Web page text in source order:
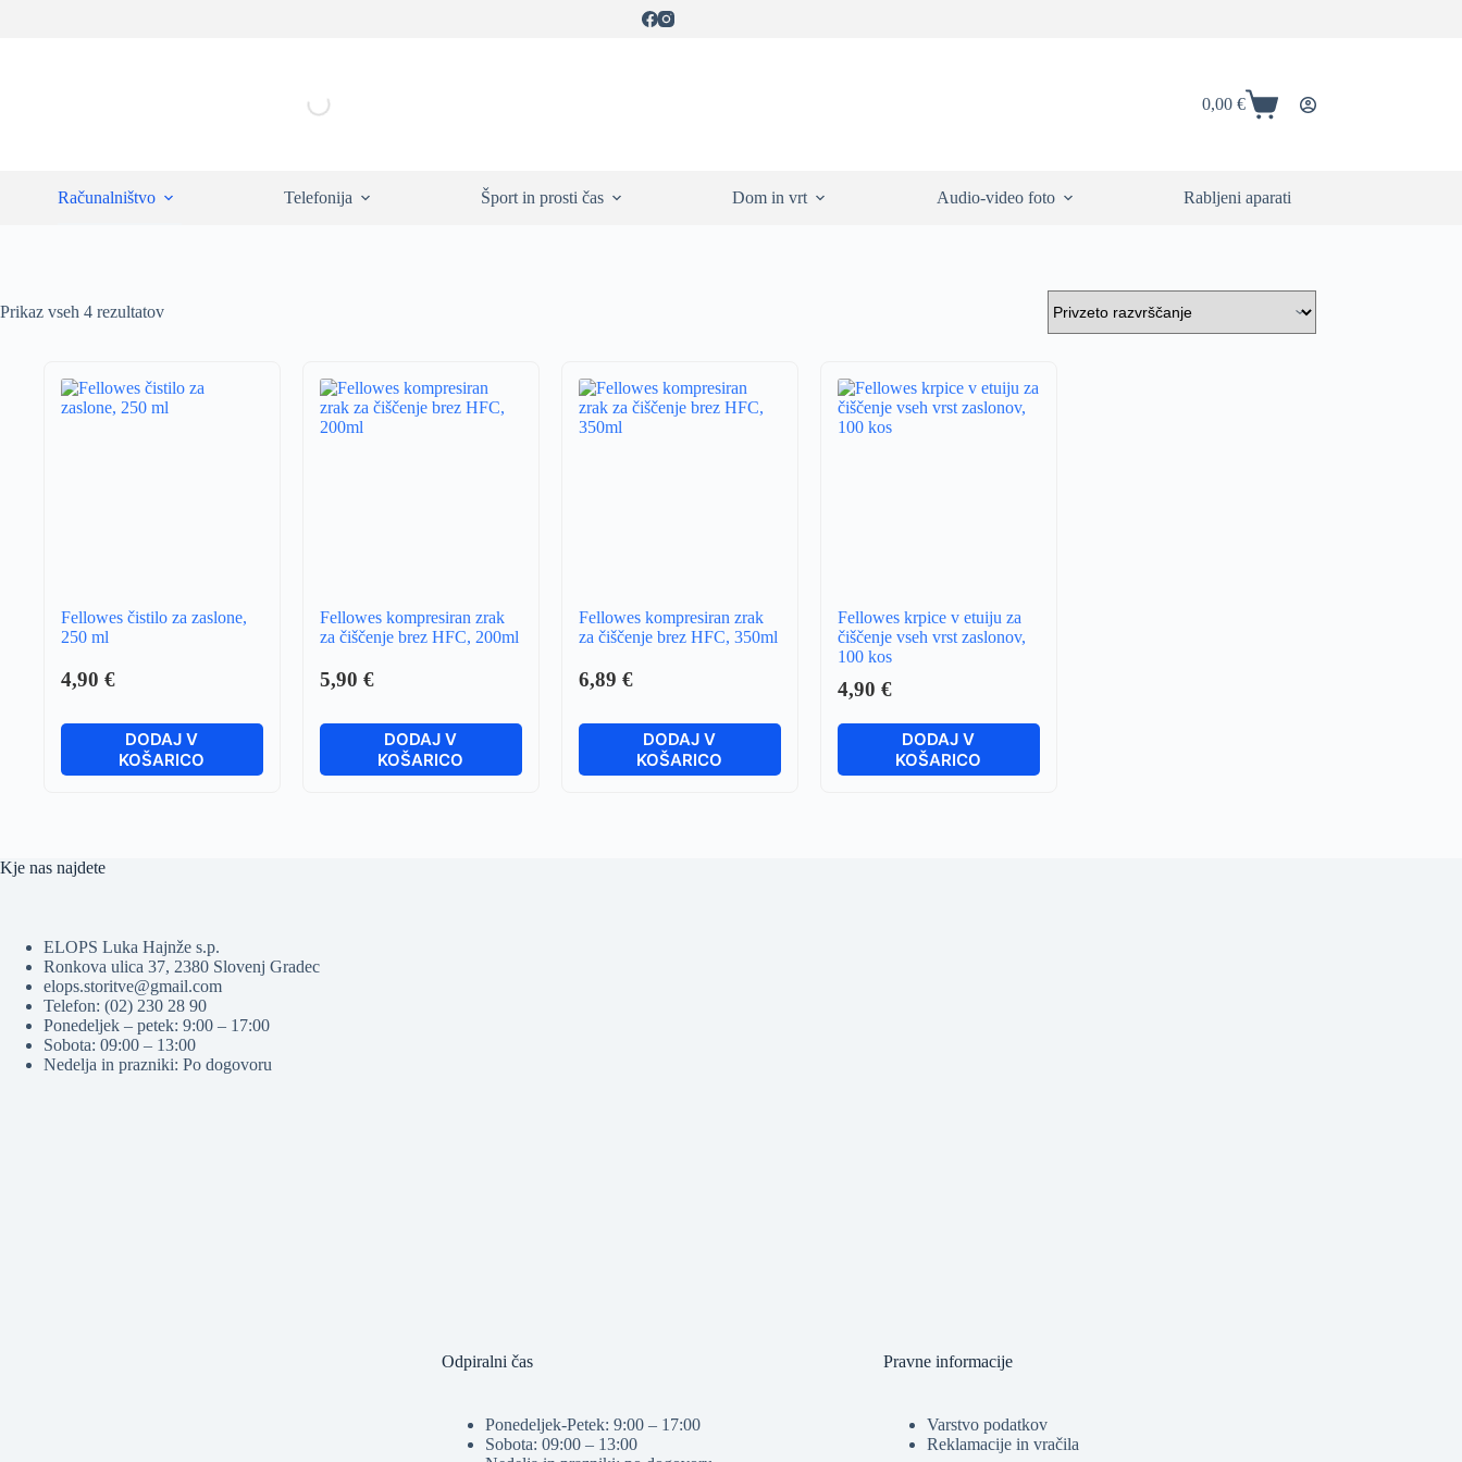
Shopping
0,00 €
Računalništvo Telefonija Šport in prosti čas Dom in vrt Audio-video foto Rabljeni aparati
Prikaz vseh 4 rezultatov
Fellowes čistilo za zaslone,
250 ml
4,90 €
DODAJ V
KOŠARICO
Fellowes kompresiran zrak
za čiščenje brez HFC, 200ml
5,90 €
DODAJ V
KOŠARICO
Fellowes kompresiran zrak
za čiščenje brez HFC, 350ml
6,89 €
DODAJ V
KOŠARICO
Fellowes krpice v etuiju za
čiščenje vseh vrst zaslonov,
100 kos
4,90 €
DODAJ V
KOŠARICO
Kje nas najdete
ELOPS Luka Hajnže s.p.
Ronkova ulica 37, 2380 Slovenj Gradec
elops.storitve@gmail.com
Telefon: (02) 230 28 90
Ponedeljek – petek: 9:00 – 17:00
Sobota: 09:00 – 13:00
Nedelja in prazniki: Po dogovoru
Odpiralni čas
Ponedeljek-Petek: 9:00 – 17:00
Sobota: 09:00 – 13:00
Pravne informacije
Varstvo podatkov
Reklamacije in vračila